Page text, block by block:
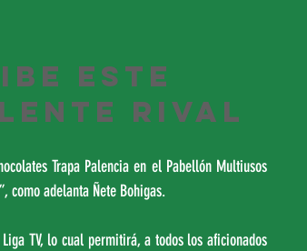
este
rival
Trapa Palencia en el Pabellón Multiusos
como adelanta Ñete Bohigas.
TV, lo cual permitirá, a todos los aficionados